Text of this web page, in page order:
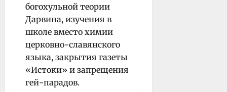
богохульной теории
Дарвина, изучения в
школе вместо химии
церковно-славянского
языка, закрытия газеты
«Истоки» и запрещения
гей-парадов.